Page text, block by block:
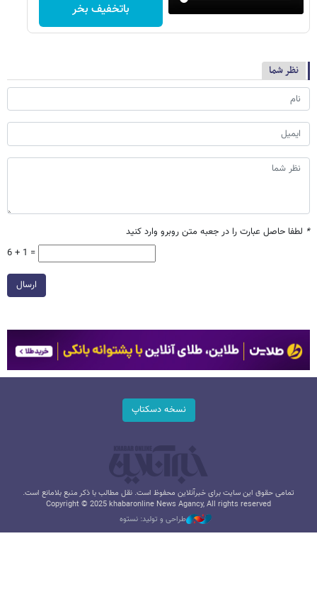
باتخفیف بخر
نظر شما
* لطفا حاصل عبارت را در جعبه متن روبرو وارد کنید
6 + 1 =
ارسال
نسخه دسکتاپ
تمامی حقوق این سایت برای خبرآنلاین محفوظ است. نقل مطالب با ذکر منبع بلامانع است.
Copyright © 2025 khabaronline News Agancy, All rights reserved
طراحی و تولید: نستوه